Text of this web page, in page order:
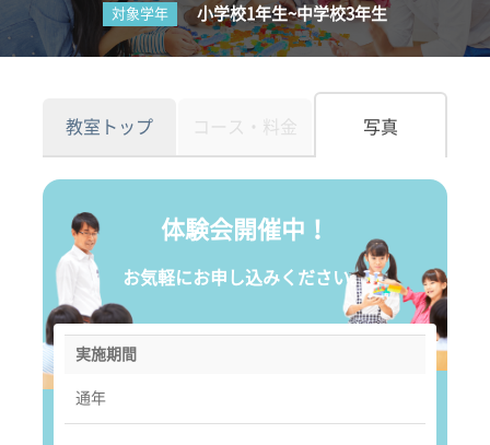
対象学年 小学校1年生~中学校3年生
教室トップ コース・料金 写真
体験会開催中！
お気軽にお申し込みください。
実施期間
通年